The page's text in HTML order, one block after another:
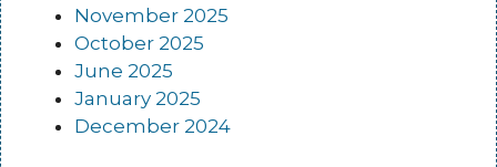
November 2025
October 2025
June 2025
January 2025
December 2024